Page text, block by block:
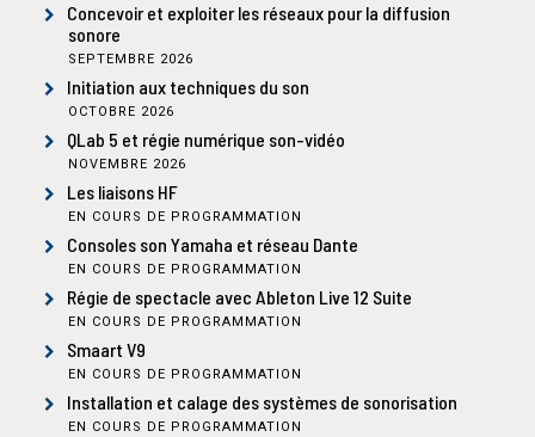
Concevoir et exploiter les réseaux pour la diffusion
sonore
SEPTEMBRE 2026
Initiation aux techniques du son
OCTOBRE 2026
QLab 5 et régie numérique son-vidéo
NOVEMBRE 2026
Les liaisons HF
EN COURS DE PROGRAMMATION
Consoles son Yamaha et réseau Dante
EN COURS DE PROGRAMMATION
Régie de spectacle avec Ableton Live 12 Suite
EN COURS DE PROGRAMMATION
Smaart V9
EN COURS DE PROGRAMMATION
Installation et calage des systèmes de sonorisation
EN COURS DE PROGRAMMATION